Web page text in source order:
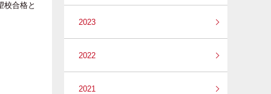
校合格と
2023
2022
2021